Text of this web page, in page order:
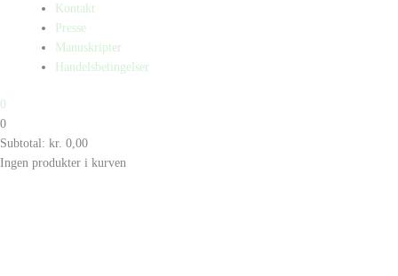
Kontakt
Presse
Manuskripter
Handelsbetingelser
0
0
Subtotal: kr. 0,00
Ingen produkter i kurven